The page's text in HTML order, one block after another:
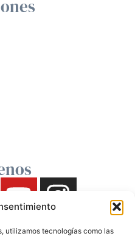
utilizamos tecnologías como las